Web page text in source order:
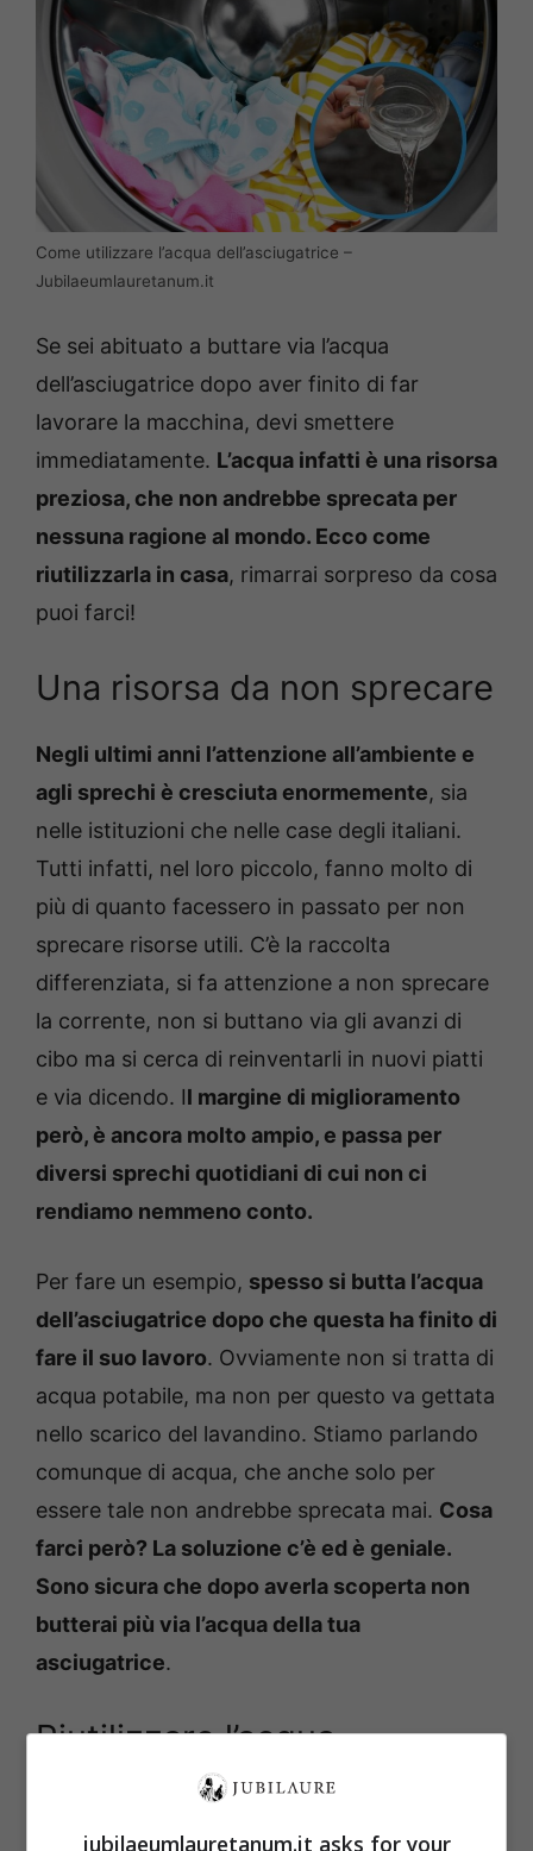
Come utilizzare l’acqua dell’asciugatrice –
Jubilaeumlauretanum.it
Se sei abituato a buttare via l’acqua
dell’asciugatrice dopo aver finito di far
lavorare la macchina, devi smettere
immediatamente. L’acqua infatti è una risorsa
preziosa, che non andrebbe sprecata per
nessuna ragione al mondo. Ecco come
riutilizzarla in casa, rimarrai sorpreso da cosa
puoi farci!
Una risorsa da non sprecare
Negli ultimi anni l’attenzione all’ambiente e
agli sprechi è cresciuta enormemente, sia
nelle istituzioni che nelle case degli italiani.
Tutti infatti, nel loro piccolo, fanno molto di
più di quanto facessero in passato per non
sprecare risorse utili. C’è la raccolta
differenziata, si fa attenzione a non sprecare
la corrente, non si buttano via gli avanzi di
cibo ma si cerca di reinventarli in nuovi piatti
e via dicendo. Il margine di miglioramento
però, è ancora molto ampio, e passa per
diversi sprechi quotidiani di cui non ci
rendiamo nemmeno conto.
Per fare un esempio, spesso si butta l’acqua
dell’asciugatrice dopo che questa ha finito di
fare il suo lavoro. Ovviamente non si tratta di
acqua potabile, ma non per questo va gettata
nello scarico del lavandino. Stiamo parlando
comunque di acqua, che anche solo per
essere tale non andrebbe sprecata mai. Cosa
farci però? La soluzione c’è ed è geniale.
Sono sicura che dopo averla scoperta non
butterai più via l’acqua della tua
asciugatrice.
Riutilizzare l’acqua
dell’asciugatrice
jubilaeumlauretanum.it asks for your